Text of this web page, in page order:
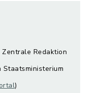
Redaktion
Staatsministerium
)